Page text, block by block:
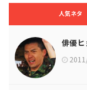
人気ネタ
俳優ヒ